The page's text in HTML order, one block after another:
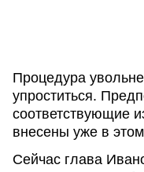
Процедура
упроститься.
соответствующие
внесены уже в этом
Сейчас глава